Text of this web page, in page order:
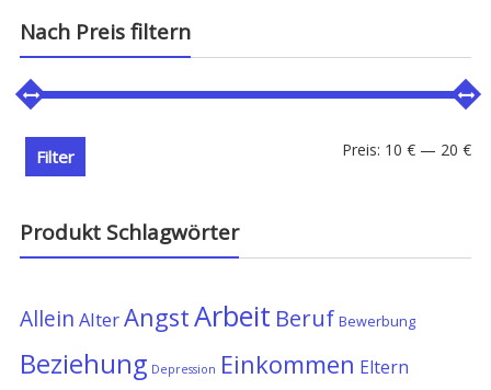
Nach Preis filtern
Filter Preis: 10 € — 20 €
Produkt Schlagwörter
Allein AlterAngstArbeit Beruf Bewerbung
Beziehung Depression Einkommen Eltern